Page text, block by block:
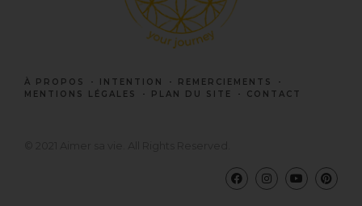
À PROPOS INTENTION
REMERCIEMENTS
MENTIONS LÉGALES
PLAN DU SITE CONTACT